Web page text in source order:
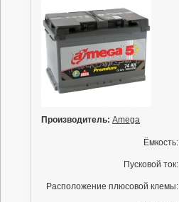
Производитель: Amega
Ёмкость:
Пусковой ток:
Расположение плюсовой клемы: